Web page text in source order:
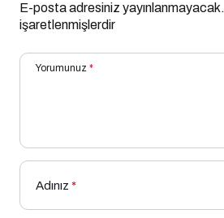
E-posta adresiniz yayınlanmayacak.
işaretlenmişlerdir
Yorumunuz *
Adınız *